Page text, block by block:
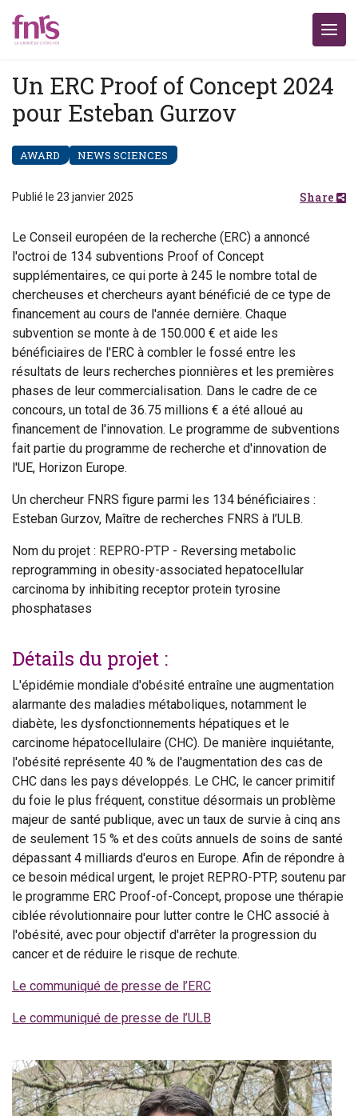
Un ERC Proof of Concept 2024
pour Esteban Gurzov
AWARD NEWS SCIENCES
Publié le 23 janvier 2025 Share
Le Conseil européen de la recherche (ERC) a annoncé
l'octroi de 134 subventions Proof of Concept
supplémentaires, ce qui porte à 245 le nombre total de
chercheuses et chercheurs ayant bénéficié de ce type de
financement au cours de l'année dernière. Chaque
subvention se monte à de 150.000 € et aide les
bénéficiaires de l'ERC à combler le fossé entre les
résultats de leurs recherches pionnières et les premières
phases de leur commercialisation. Dans le cadre de ce
concours, un total de 36.75 millions € a été alloué au
financement de l'innovation. Le programme de subventions
fait partie du programme de recherche et d'innovation de
l'UE, Horizon Europe.
Un chercheur FNRS figure parmi les 134 bénéficiaires :
Esteban Gurzov, Maître de recherches FNRS à l’ULB.
Nom du projet : REPRO-PTP - Reversing metabolic
reprogramming in obesity-associated hepatocellular
carcinoma by inhibiting receptor protein tyrosine
phosphatases
Détails du projet :
L'épidémie mondiale d'obésité entraîne une augmentation
alarmante des maladies métaboliques, notamment le
diabète, les dysfonctionnements hépatiques et le
carcinome hépatocellulaire (CHC). De manière inquiétante,
l'obésité représente 40 % de l'augmentation des cas de
CHC dans les pays développés. Le CHC, le cancer primitif
du foie le plus fréquent, constitue désormais un problème
majeur de santé publique, avec un taux de survie à cinq ans
de seulement 15 % et des coûts annuels de soins de santé
dépassant 4 milliards d'euros en Europe. Afin de répondre à
ce besoin médical urgent, le projet REPRO-PTP, soutenu par
le programme ERC Proof-of-Concept, propose une thérapie
ciblée révolutionnaire pour lutter contre le CHC associé à
l'obésité, avec pour objectif d'arrêter la progression du
cancer et de réduire le risque de rechute.
Le communiqué de presse de l’ERC
Le communiqué de presse de l’ULB